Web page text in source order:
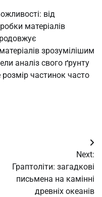
від
матеріалів
зрозумілішим
аналіз свого ґрунту
частинок часто
Next:
Граптоліти: загадкові
письмена на камінні
древніх океанів